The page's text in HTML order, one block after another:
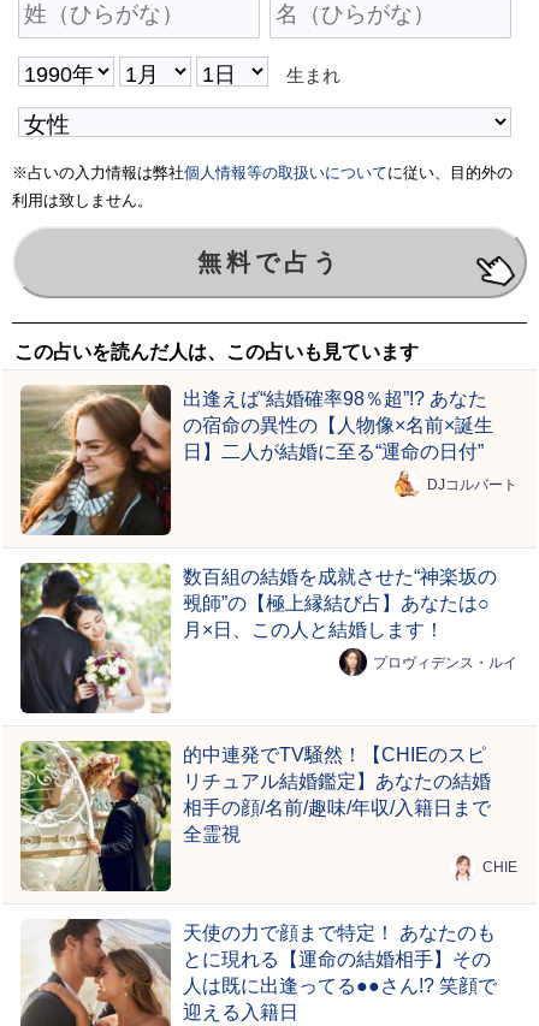
生まれ
※占いの入力情報は弊社個人情報等の取扱いについてに従い、目的外の
利用は致しません。
この占いを読んだ人は、この占いも見ています
出逢えば“結婚確率98％超”!? あなた
の宿命の異性の【人物像×名前×誕生
日】二人が結婚に至る“運命の日付”
DJコルバート
数百組の結婚を成就させた“神楽坂の
覡師”の【極上縁結び占】あなたは○
月×日、この人と結婚します！
プロヴィデンス・ルイ
的中連発でTV騒然！【CHIEのスピ
リチュアル結婚鑑定】あなたの結婚
相手の顔/名前/趣味/年収/入籍日まで
全霊視
CHIE
天使の力で顔まで特定！ あなたのも
とに現れる【運命の結婚相手】その
人は既に出逢ってる●●さん!? 笑顔で
迎える入籍日